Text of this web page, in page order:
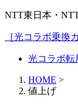
NTT東日本・
［光コラボ乗換
光コラボ転
HOME >
値上げ